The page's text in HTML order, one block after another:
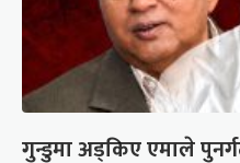
गुन्डुमा अड्किए एमाले